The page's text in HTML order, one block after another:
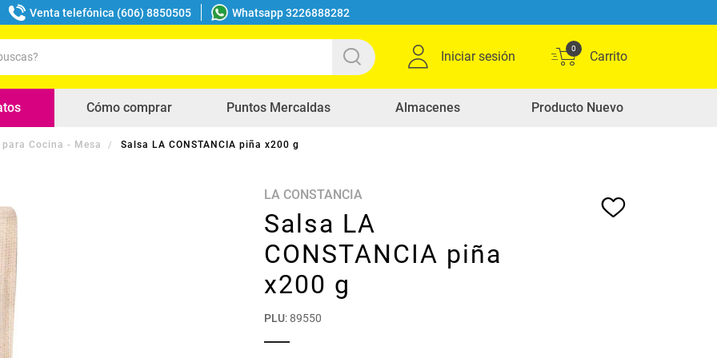
Venta telefónica (606) 8850505 Whatsapp 3226888282
Iniciar sesión
0
Cómo comprar Puntos Mercaldas Almacenes Producto Nuevo
Cocina - Mesa Salsa LA CONSTANCIA piña x200 g
LA CONSTANCIA
Salsa LA
CONSTANCIA piña
x200 g
PLU:89550
buscados